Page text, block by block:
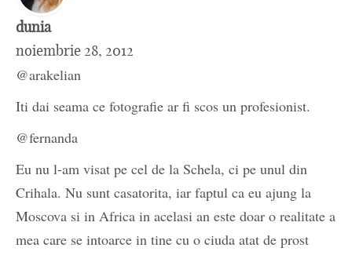
dunia
noiembrie 28, 2012
@arakelian
Iti dai seama ce fotografie ar fi scos un profesionist.
@fernanda
Eu nu l-am visat pe cel de la Schela, ci pe unul din
Crihala. Nu sunt casatorita, iar faptul ca eu ajung la
Moscova si in Africa in acelasi an este doar o realitate a
mea care se intoarce in tine cu o ciuda atat de prost